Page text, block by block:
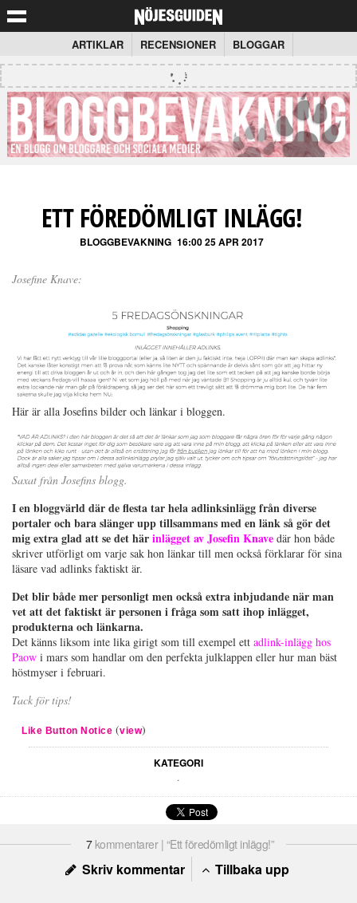
ARTIKLAR RECENSIONER BLOGGAR
ETT FÖREDÖMLIGT INLÄGG!
BLOGGBEVAKNING 16:00 25 APR 2017
Josefine Knave:
Här är alla Josefins bilder och länkar i bloggen.
Saxat från Josefins blogg.
I en bloggvärld där de flesta tar hela adlinksinlägg från diverse
portaler och bara slänger upp tillsammans med en länk så gör det
mig extra glad att se det härinlägget av Josefin Knave där hon både
skriver utförligt om varje sak hon länkar till men också förklarar för sina
läsare vad adlinks faktiskt är.
Det blir både mer personligt men också extra inbjudande när man
vet att det faktiskt är personen i fråga som satt ihop inlägget,
produkterna och länkarna.
Det känns liksom inte lika girigt som till exempel ett adlink-inlägg hos
Paow i mars som handlar om den perfekta julklappen eller hur man bäst
höstmyser i februari.
Tack för tips!
Like Button Notice (view)
KATEGORI
.
7kommentarer | “Ett föredömligt inlägg!”
Skriv kommentar Tillbaka upp